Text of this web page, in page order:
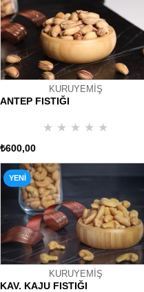
KURUYEMİŞ
ANTEP FISTIĞI
★ ★ ★ ★ ★
₺600,00
KURUYEMİŞ
KAV. KAJU FISTIĞI
YENI
ÜRÜN